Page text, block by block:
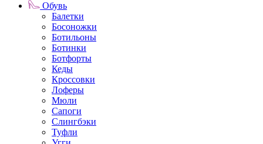
Обувь
Балетки
Босоножки
Ботильоны
Ботинки
Ботфорты
Кеды
Кроссовки
Лоферы
Мюли
Сапоги
Слингбэки
Туфли